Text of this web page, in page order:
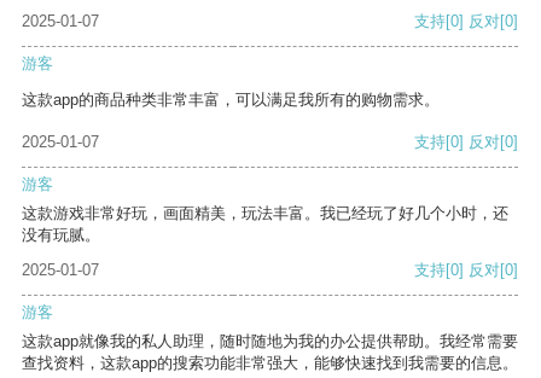
2025-01-07 支持[0] 反对[0]
游客
这款app的商品种类非常丰富，可以满足我所有的购物需求。
2025-01-07 支持[0] 反对[0]
游客
这款游戏非常好玩，画面精美，玩法丰富。我已经玩了好几个小时，还
没有玩腻。
2025-01-07
支持[0] 反对[0]
游客
这款app就像我的私人助理，随时随地为我的办公提供帮助。我经常需要
查找资料，这款app的搜索功能非常强大，能够快速找到我需要的信息。